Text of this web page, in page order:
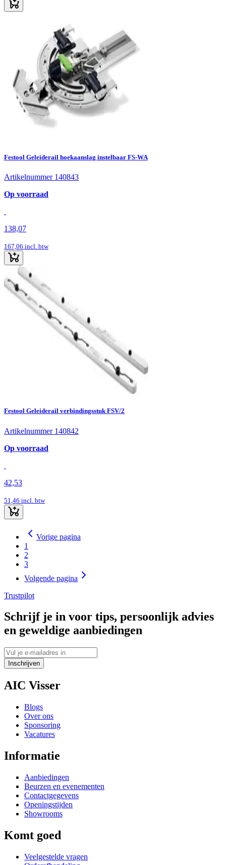
Festool Geleiderail hoekaanslag instelbaar FS-WA
Artikelnummer 140843
Op voorraad
138,07
167,06 incl. btw
Festool Geleiderail verbindingsstuk FSV/2
Artikelnummer 140842
Op voorraad
42,53
51,46 incl. btw
Vorige pagina
1
2
3
Volgende pagina
Trustpilot
Schrijf je in voor tips, persoonlijk advies
en geweldige aanbiedingen
Inschrijven
AIC Visser
Blogs
Over ons
Sponsoring
Vacatures
Informatie
Aanbiedingen
Beurzen en evenementen
Contactgegevens
Openingstijden
Showrooms
Komt goed
Veelgestelde vragen